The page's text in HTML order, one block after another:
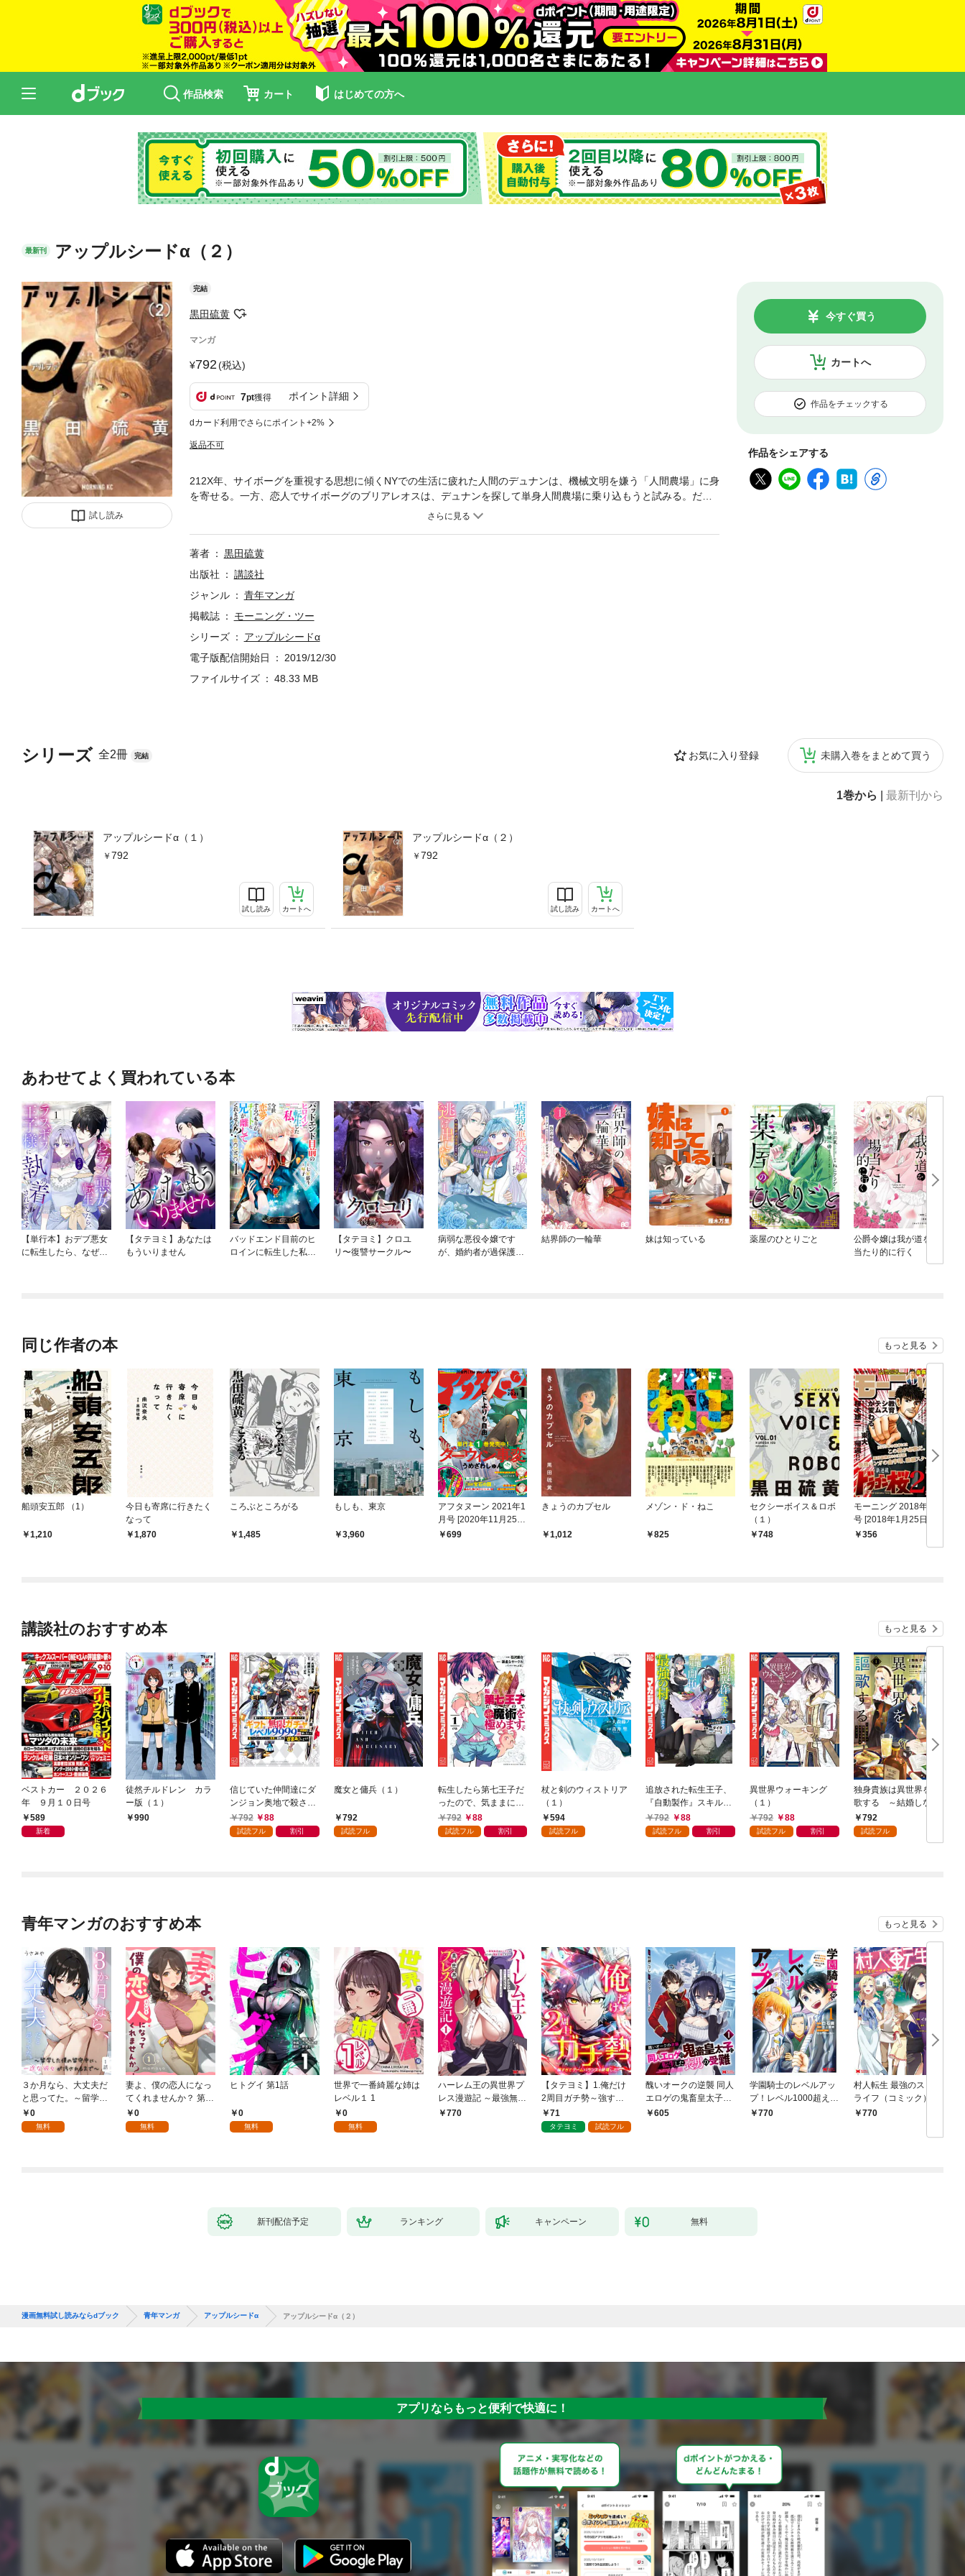
作品検索 カート はじめての方へ
最新刊 アップルシードα（２）
試し読み
完結
黒田硫黄
マンガ
792(税込)
7pt獲得 ポイント詳細
dカード利用でさらにポイント+2%
返品不可
カートへ
今すぐ買う
作品をチェックする
作品をシェアする
シリーズ 全2冊 完結 お気に入り登録 未購入巻をまとめて買う
1巻から 最新刊から
アップルシードα（１）
792
試し読み カートへ
アップルシードα（２）
792
試し読み カートへ
212X年、サイボーグを重視する思想に傾くNYでの生活に疲れた人間のデュナンは、機械文明を嫌う「人間農場」に身
を寄せる。一方、恋人でサイボーグのブリアレオスは、デュナンを探して単身人間農場に乗り込もうと試みる。だ
が、NY市長の双角はサイボーグへの偏愛を一層顕著にし、人間農場のジョニーもNYに対抗すべく暗躍を図る。軋轢が
著者
黒田硫黄
出版社
講談社
ジャンル
青年マンガ
掲載誌
モーニング・ツー
シリーズ
アップルシードα
電子版配信開始日
2019/12/30
ファイルサイズ
48.33 MB
あわせてよく買われている本
【単行本】おデブ悪女
に転生したら、なぜか
【タテヨミ】あなたは
もういりません
バッドエンド目前のヒ
ロインに転生した私、
【タテヨミ】クロユ
リ〜復讐サークル〜
病弱な悪役令嬢です
が、婚約者が過保護す
結界師の一輪華 妹は知っている 薬屋のひとりごと
公爵令嬢は我が道を場
当たり的に行く
同じ作者の本 もっと見る
船頭安五郎 （1）
1,210
今日も寄席に行きたく
なって
1,870
ころぶところがる
1,485
もしも、東京
3,960
アフタヌーン 2021年1
月号 [2020年11月25日
発売]
699
きょうのカプセル
1,012
メゾン・ド・ねこ
825
セクシーボイス＆ロボ
（１）
748
モーニング 2018年 8
号 [2018年1月25日発
売]356
講談社のおすすめ本 もっと見る
ベストカー ２０２６
年 ９月１０日号
589
新着
徒然チルドレン カラ
ー版（１）
990
信じていた仲間達にダ
ンジョン奥地で殺され
かけたがギフト『無限
ガチャ』でレベル９９
792 88
試読フル 割引
魔女と傭兵（１）
792
試読フル
転生したら第七王子だ
ったので、気ままに魔
術を極めます（１）
792 88
試読フル 割引
杖と剣のウィストリア
（１）
594
試読フル
追放された転生王子、
『自動製作』スキルで
領地を爆速で開拓し最
強の村を作ってしまう
792 88
試読フル 割引
異世界ウォーキング
（１）
792
88
試読フル 割引
独身貴族は異世界を謳
歌する ～結婚しない
男の優雅なおひとりさ
まライフ～（１）
792
試読フル
青年マンガのおすすめ本 もっと見る
３か月なら、大丈夫だ
と思ってた。～留学し
た僕の留守中に、一途
な彼女が汚されるまで
0
無料
妻よ、僕の恋人になっ
てくれませんか？ 第1
話0
無料
ヒトグイ 第1話
0
無料
世界で一番綺麗な姉は
レベル１ 1
0
無料
ハーレム王の異世界プ
レス漫遊記 ～最強無双
のおじさんはあらゆる
770
【タテヨミ】1.俺だけ
2周目ガチ勢～強すぎ
てゲームバランスを破
壊した～
71
タテヨミ 試読フル
醜いオークの逆襲 同人
エロゲの鬼畜皇太子に
転生した喪男の受難
605
学園騎士のレベルアッ
プ！レベル1000超えの
転生者、落ちこぼれク
770
村人転生 最強のスロー
ライフ（コミック） 1
770
新刊配信予定 ランキング キャンペーン 無料
漫画無料試し読みならdブック 青年マンガ アップルシードα アップルシードα（２）
アプリならもっと便利で快適に！